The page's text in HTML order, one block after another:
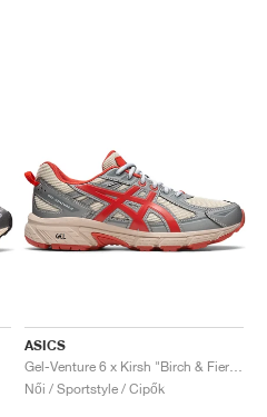
ASICS
Női / Sportstyle / Cipők